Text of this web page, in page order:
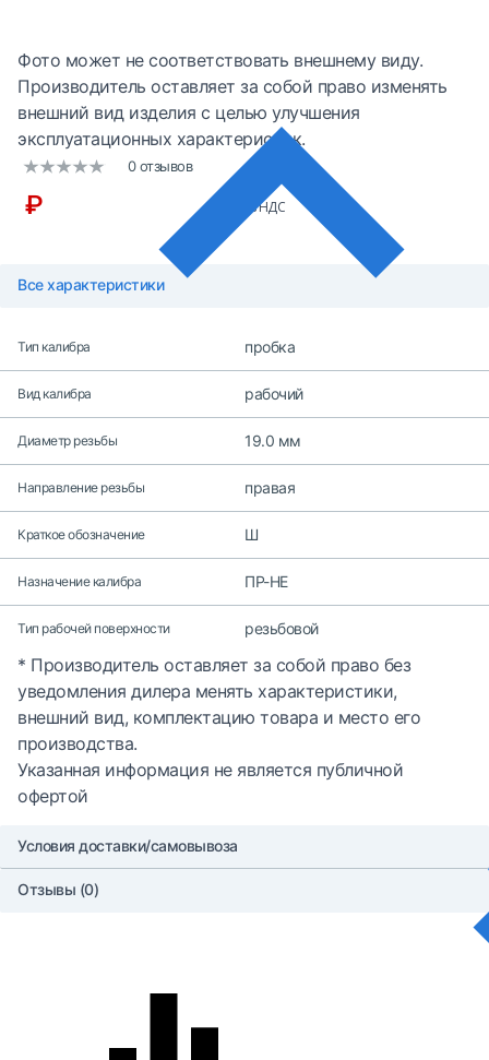
Фото может не соответствовать внешнему виду.
Производитель оставляет за собой право изменять
внешний вид изделия с целью улучшения
эксплуатационных характеристик.
0 отзывов
₽ без НДС
Все характеристики
Тип калибра пробка
Вид калибра рабочий
Диаметр резьбы 19.0 мм
Направление резьбы правая
Краткое обозначение Ш
Назначение калибра ПР-НЕ
Тип рабочей поверхности резьбовой
* Производитель оставляет за собой право без
уведомления дилера менять характеристики,
внешний вид, комплектацию товара и место его
производства.
Указанная информация не является публичной
офертой
Условия доставки/самовывоза
Отзывы (0)